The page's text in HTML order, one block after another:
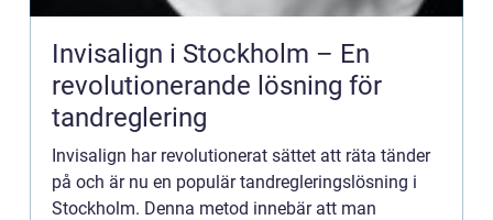
Invisalign i Stockholm – En
revolutionerande lösning för
tandreglering
Invisalign har revolutionerat sättet att räta tänder
på och är nu en populär tandregleringslösning i
Stockholm. Denna metod innebär att man